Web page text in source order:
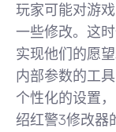
玩家可能对游
一些修改。这
实现他们的愿
内部参数的工
个性化的设置
绍红警3修改器